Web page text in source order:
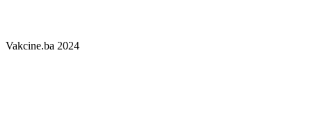
Vakcine.ba 2024